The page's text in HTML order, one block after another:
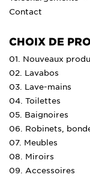
Contact
CHOIX DE
01. Nouveaux
02. Lavabos
03. Lave-mains
04. Toilettes
05. Baignoires
06. Robinets,
07. Meubles
08. Miroirs
09. Accessoires